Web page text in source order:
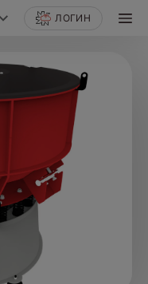
ЛОГИН